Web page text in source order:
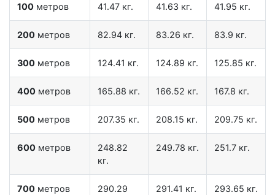
100 метров 41.47 кг. 41.63 кг. 41.95 кг.
200 метров 82.94 кг. 83.26 кг. 83.9 кг.
300 метров 124.41 кг. 124.89 кг. 125.85 кг.
400 метров 165.88 кг. 166.52 кг. 167.8 кг.
500 метров 207.35 кг. 208.15 кг. 209.75 кг.
600 метров
248.82
кг.
249.78 кг. 251.7 кг.
700 метров
290.29
291.41 кг. 293.65 кг.